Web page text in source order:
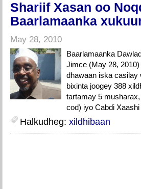
Shariif Xasan oo
Baarlamaanka
May 28, 2010
Baarlamaanka
Jimce (May 28,
dhawaan iska casilay
bixinta joogey 388
tartamay 5
cod) iyo Cabdi
Halkudheg: xildhibaan